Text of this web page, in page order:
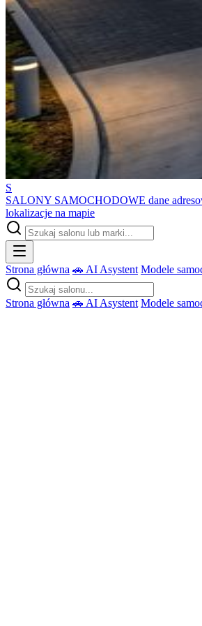
S
SALONY SAMOCHODOWE dane
lokalizacje na mapie
Strona główna 🚗 AI Asystent Modele
Strona główna 🚗 AI Asystent Modele